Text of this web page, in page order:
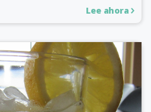
Lee ahora